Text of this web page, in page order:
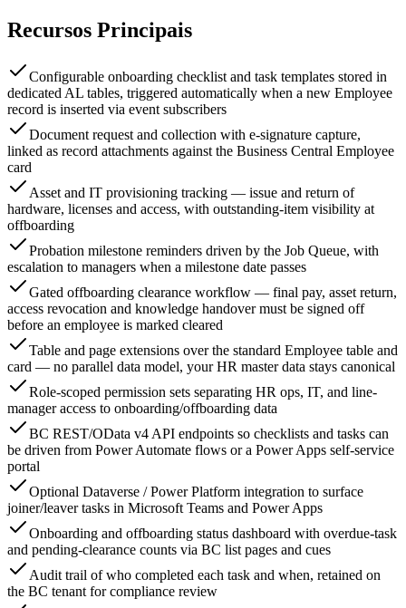
Recursos Principais
Configurable onboarding checklist and task templates stored in
dedicated AL tables, triggered automatically when a new Employee
record is inserted via event subscribers
Document request and collection with e-signature capture,
linked as record attachments against the Business Central Employee
card
Asset and IT provisioning tracking — issue and return of
hardware, licenses and access, with outstanding-item visibility at
offboarding
Probation milestone reminders driven by the Job Queue, with
escalation to managers when a milestone date passes
Gated offboarding clearance workflow — final pay, asset return,
access revocation and knowledge handover must be signed off
before an employee is marked cleared
Table and page extensions over the standard Employee table and
card — no parallel data model, your HR master data stays canonical
Role-scoped permission sets separating HR ops, IT, and line-
manager access to onboarding/offboarding data
BC REST/OData v4 API endpoints so checklists and tasks can
be driven from Power Automate flows or a Power Apps self-service
portal
Optional Dataverse / Power Platform integration to surface
joiner/leaver tasks in Microsoft Teams and Power Apps
Onboarding and offboarding status dashboard with overdue-task
and pending-clearance counts via BC list pages and cues
Audit trail of who completed each task and when, retained on
the BC tenant for compliance review